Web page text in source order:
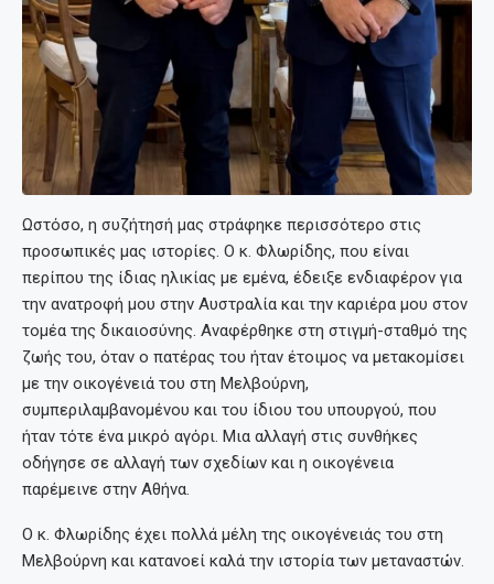
Ωστόσο, η συζήτησή μας στράφηκε περισσότερο στις
προσωπικές μας ιστορίες. Ο κ. Φλωρίδης, που είναι
περίπου της ίδιας ηλικίας με εμένα, έδειξε ενδιαφέρον για
την ανατροφή μου στην Αυστραλία και την καριέρα μου στον
τομέα της δικαιοσύνης. Αναφέρθηκε στη στιγμή-σταθμό της
ζωής του, όταν ο πατέρας του ήταν έτοιμος να μετακομίσει
με την οικογένειά του στη Μελβούρνη,
συμπεριλαμβανομένου και του ίδιου του υπουργού, που
ήταν τότε ένα μικρό αγόρι. Μια αλλαγή στις συνθήκες
οδήγησε σε αλλαγή των σχεδίων και η οικογένεια
παρέμεινε στην Αθήνα.
Ο κ. Φλωρίδης έχει πολλά μέλη της οικογένειάς του στη
Μελβούρνη και κατανοεί καλά την ιστορία των μεταναστών.